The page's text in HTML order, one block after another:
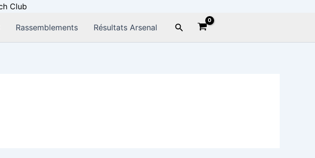
Rassemblements Résultats Arsenal Rechercher